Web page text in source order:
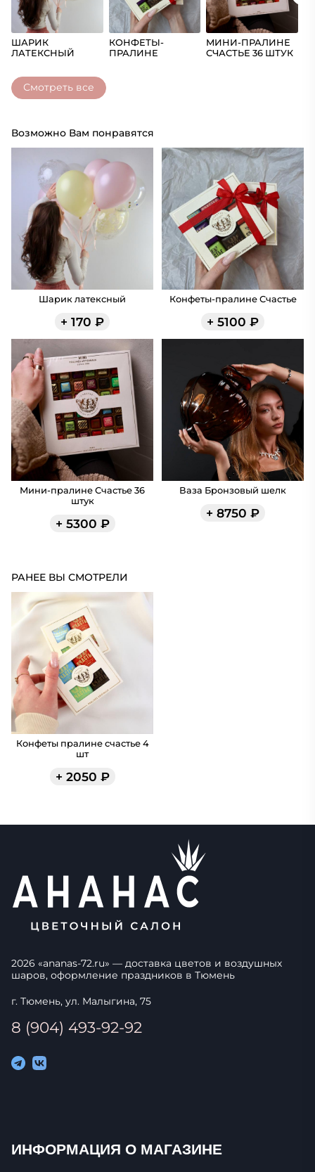
ШАРИК
ЛАТЕКСНЫЙ
КОНФЕТЫ-
ПРАЛИНЕ
МИНИ-ПРАЛИНЕ
СЧАСТЬЕ 36 ШТУК
Смотреть все
Возможно Вам понравятся
Шарик латексный
+ 170 ₽
Конфеты-пралине Счастье
+ 5100 ₽
Мини-пралине Счастье 36
штук
+ 5300 ₽
Ваза Бронзовый шелк
+ 8750 ₽
РАНЕЕ ВЫ СМОТРЕЛИ
Конфеты пралине счастье 4
шт
+ 2050 ₽
2026 «ananas-72.ru» — доставка цветов и воздушных
шаров, оформление праздников в Тюмень
г. Тюмень, ул. Малыгина, 75
8 (904) 493-92-92
ИНФОРМАЦИЯ О МАГАЗИНЕ